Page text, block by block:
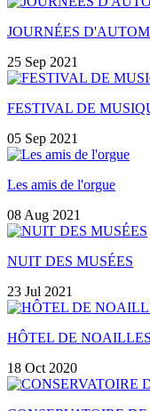
JOURNÉES
25 Sep 2021
FESTIVAL DE
05 Sep 2021
Les amis de l'orgue
08 Aug 2021
NUIT DES MUSÉES
23 Jul 2021
HÔTEL DE NOAILLES
18 Oct 2020